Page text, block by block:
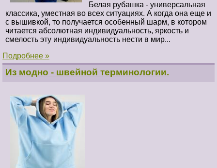
Белая рубашка - универсальная
классика, уместная во всех ситуациях. А когда она еще и
с вышивкой, то получается особенный шарм, в котором
читается абсолютная индивидуальность, яркость и
смелость эту индивидуальность нести в мир...
Подробнее »
Из модно - швейной терминологии.